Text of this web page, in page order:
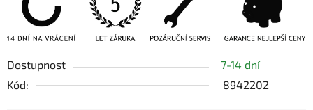
Dostupnost
7-14 dní
Kód:
8942202